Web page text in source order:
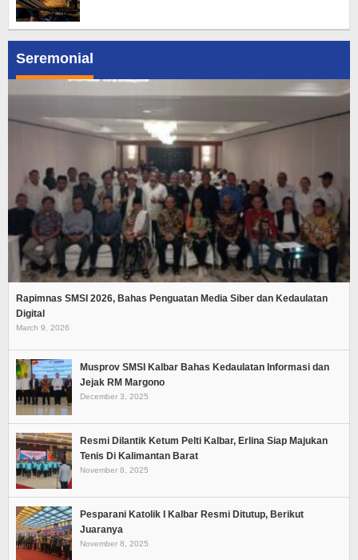
Seremonial
Rapimnas SMSI 2026, Bahas Penguatan Media Siber dan Kedaulatan
Digital
March 9, 2026
Musprov SMSI Kalbar Bahas Kedaulatan Informasi dan
Jejak RM Margono
December 3, 2025
Resmi Dilantik Ketum Pelti Kalbar, Erlina Siap Majukan
Tenis Di Kalimantan Barat
November 8, 2025
Pesparani Katolik I Kalbar Resmi Ditutup, Berikut
Juaranya
November 8, 2025